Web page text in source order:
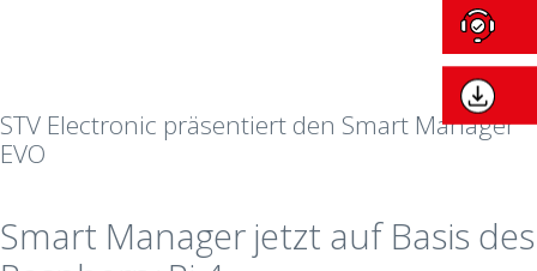
STV Electronic präsentiert den Smart Manager
EVO
Smart Manager jetzt auf Basis des